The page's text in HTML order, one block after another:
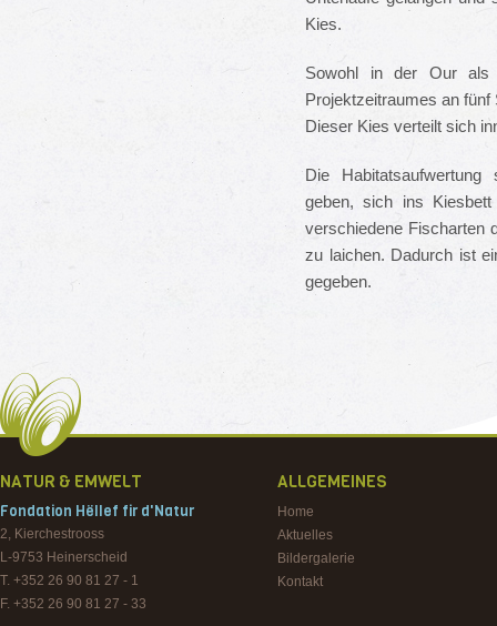
Kies.
Sowohl in der Our
Projektzeitraumes an
Dieser Kies verteilt sich
Die
geben, sich ins
verschiedene Fischarten
zu laichen. Dadurch ist
gegeben.
NATUR & EMWELT
Fondation Hëllef fir d'Natur
2, Kierchestrooss
L-9753 Heinerscheid
T. +352 26 90 81 27 - 1
F. +352 26 90 81 27 - 33
ALLGEMEINES
Home
Aktuelles
Bildergalerie
Kontakt